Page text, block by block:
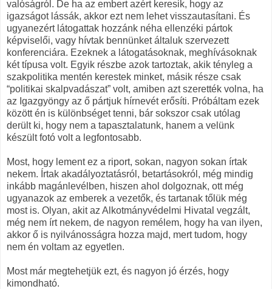
valóságról. De ha az embert azért keresik, hogy az
igazságot lássák, akkor ezt nem lehet visszautasítani. És
ugyanezért látogattak hozzánk néha ellenzéki pártok
képviselői, vagy hívtak bennünket általuk szervezett
konferenciára. Ezeknek a látogatásoknak, meghívásoknak
két típusa volt. Egyik részbe azok tartoztak, akik tényleg a
szakpolitika mentén kerestek minket, másik része csak
“politikai skalpvadászat” volt, amiben azt szerették volna, ha
az Igazgyöngy az ő pártjuk hírnevét erősíti. Próbáltam ezek
között én is különbséget tenni, bár sokszor csak utólag
derült ki, hogy nem a tapasztalatunk, hanem a velünk
készült fotó volt a legfontosabb.
Most, hogy lement ez a riport, sokan, nagyon sokan írtak
nekem. Írtak akadályoztatásról, betartásokról, még mindig
inkább magánlevélben, hiszen ahol dolgoznak, ott még
ugyanazok az emberek a vezetők, és tartanak tőlük még
most is. Olyan, akit az Alkotmányvédelmi Hivatal vegzált,
még nem írt nekem, de nagyon remélem, hogy ha van ilyen,
akkor ő is nyilvánosságra hozza majd, mert tudom, hogy
nem én voltam az egyetlen.
Most már megtehetjük ezt, és nagyon jó érzés, hogy
kimondható.